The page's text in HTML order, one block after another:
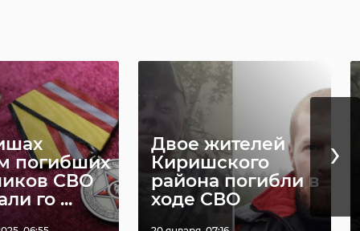
погибших
СВО
го ...
Двое жителей
Киришского
района погибли в
ходе СВО
›